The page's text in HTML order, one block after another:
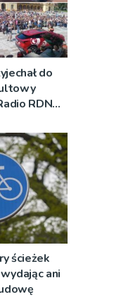
do
RDN
ścieżek
ani